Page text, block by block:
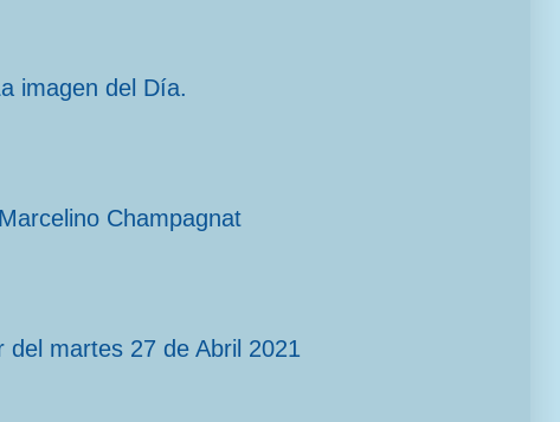
imagen del Día.
Champagnat
del martes 27 de Abril 2021